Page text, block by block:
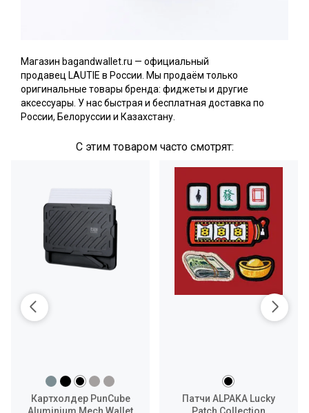
Магазин bagandwallet.ru — официальный
продавец LAUTIE в России. Мы продаём только
оригинальные товары бренда: фиджеты и другие
аксессуары. У нас быстрая и бесплатная доставка по
России, Белоруссии и Казахстану.
С этим товаром часто смотрят:
Картхолдер PunCube
Патчи ALPAKA Lucky